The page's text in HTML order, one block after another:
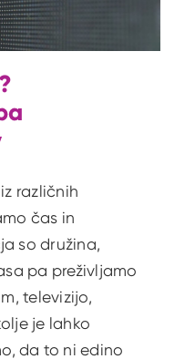
različnih
čas in
so družina,
pa preživljamo
televizijo,
je lahko
da to ni edino